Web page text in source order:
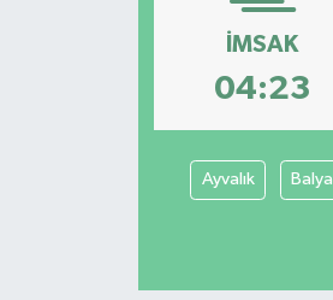
İMSAK
04:23
Ayvalık Balya
YEREL MEDYA RAPORU